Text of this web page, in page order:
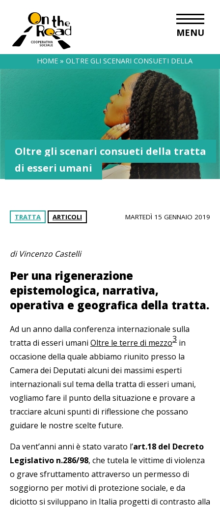
MENU
HOME » OLTRE GLI SCENARI CONSUETI DELLA
Oltre gli scenari consueti della tratta
di esseri umani
TRATTA ARTICOLI MARTEDÌ 15 GENNAIO 2019
di Vincenzo Castelli
Per una rigenerazione
epistemologica, narrativa,
operativa e geografica della tratta.
Ad un anno dalla conferenza internazionale sulla
tratta di esseri umani Oltre le terre di mezzo3 in
occasione della quale abbiamo riunito presso la
Camera dei Deputati alcuni dei massimi esperti
internazionali sul tema della tratta di esseri umani,
vogliamo fare il punto della situazione e provare a
tracciare alcuni spunti di riflessione che possano
guidare le nostre scelte future.
Da vent’anni anni è stato varato l’art.18 del Decreto
Legislativo n.286/98, che tutela le vittime di violenza
o grave sfruttamento attraverso un permesso di
soggiorno per motivi di protezione sociale, e da
diciotto si sviluppano in Italia progetti di contrasto alla